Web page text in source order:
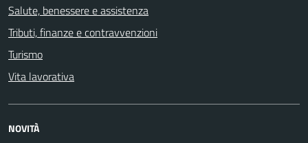
Salute, benessere e assistenza
Tributi, finanze e contravvenzioni
Turismo
Vita lavorativa
NOVITÀ